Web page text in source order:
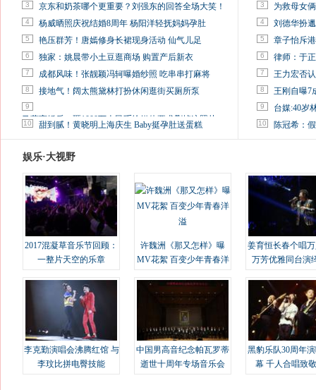
3 京东和奶茶哪个更重要？刘强东的回答全场大笑！
4 杨威晒照庆祝结婚8周年 杨阳洋轻抚妈妈孕肚
5 艳压群芳！唐嫣修身长裙现身活动 仙气儿足
6 独家：姚晨带小土豆逛商场 购置产后新衣
7 成都风味！张靓颖冯轲曝婚纱照 吃串串打麻将
8 接地气！阔太熊黛林打扮休闲逛街买厕所泵
9
马蓉离婚后，砸1000万人民币给媒体要求删掉这照片
10 甜到腻！黄晓明上海庆生 Baby挺孕肚送蛋糕
3 为救母女
4 刘德华扮
5 章子怡斥
6 律师：于
7 王力宏否
8 王刚自曝7
9 台媒:40岁
10 陈冠希：
娱乐·大视野
2017混凝草音乐节回顾：
一整片天空的乐章
许魏洲《那又怎样》曝
MV花絮 百变少年青春洋
姜育恒长春个唱
万芳优雅同台演
李克勤演唱会沸腾红馆 与
李玟比拼电臀技能
中国男高音纪念帕瓦罗蒂
逝世十周年专场音乐会
黑豹乐队30周年
幕 千人合唱致